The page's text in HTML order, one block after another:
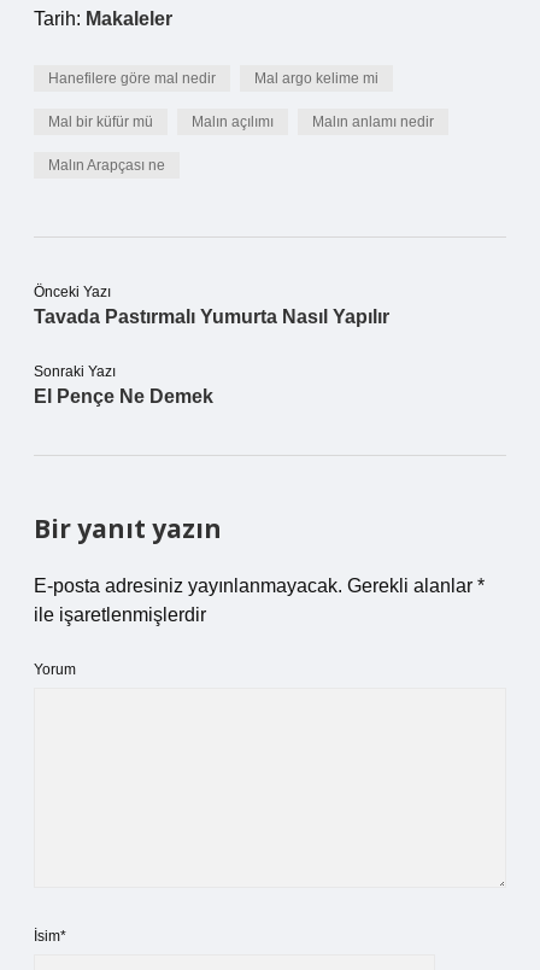
Tarih: Makaleler
Hanefilere göre mal nedir Mal argo kelime mi
Mal bir küfür mü Malın açılımı Malın anlamı nedir
Malın Arapçası ne
Önceki Yazı
Tavada Pastırmalı Yumurta Nasıl Yapılır
Sonraki Yazı
El Pençe Ne Demek
Bir yanıt yazın
E-posta adresiniz yayınlanmayacak. Gerekli alanlar *
ile işaretlenmişlerdir
Yorum
İsim*